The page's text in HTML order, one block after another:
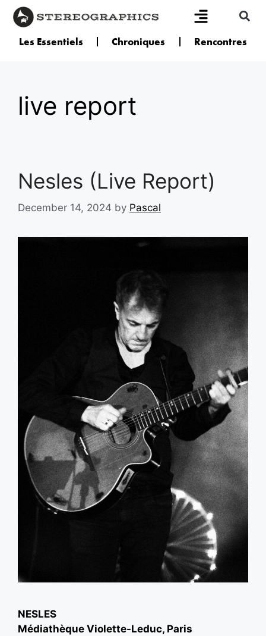
Les Essentiels Chroniques Rencontres
live report
Nesles (Live Report)
December 14, 2024 by Pascal
NESLES
Médiathèque Violette-Leduc, Paris